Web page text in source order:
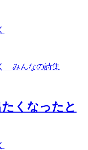
みんなの詩集
くなったと